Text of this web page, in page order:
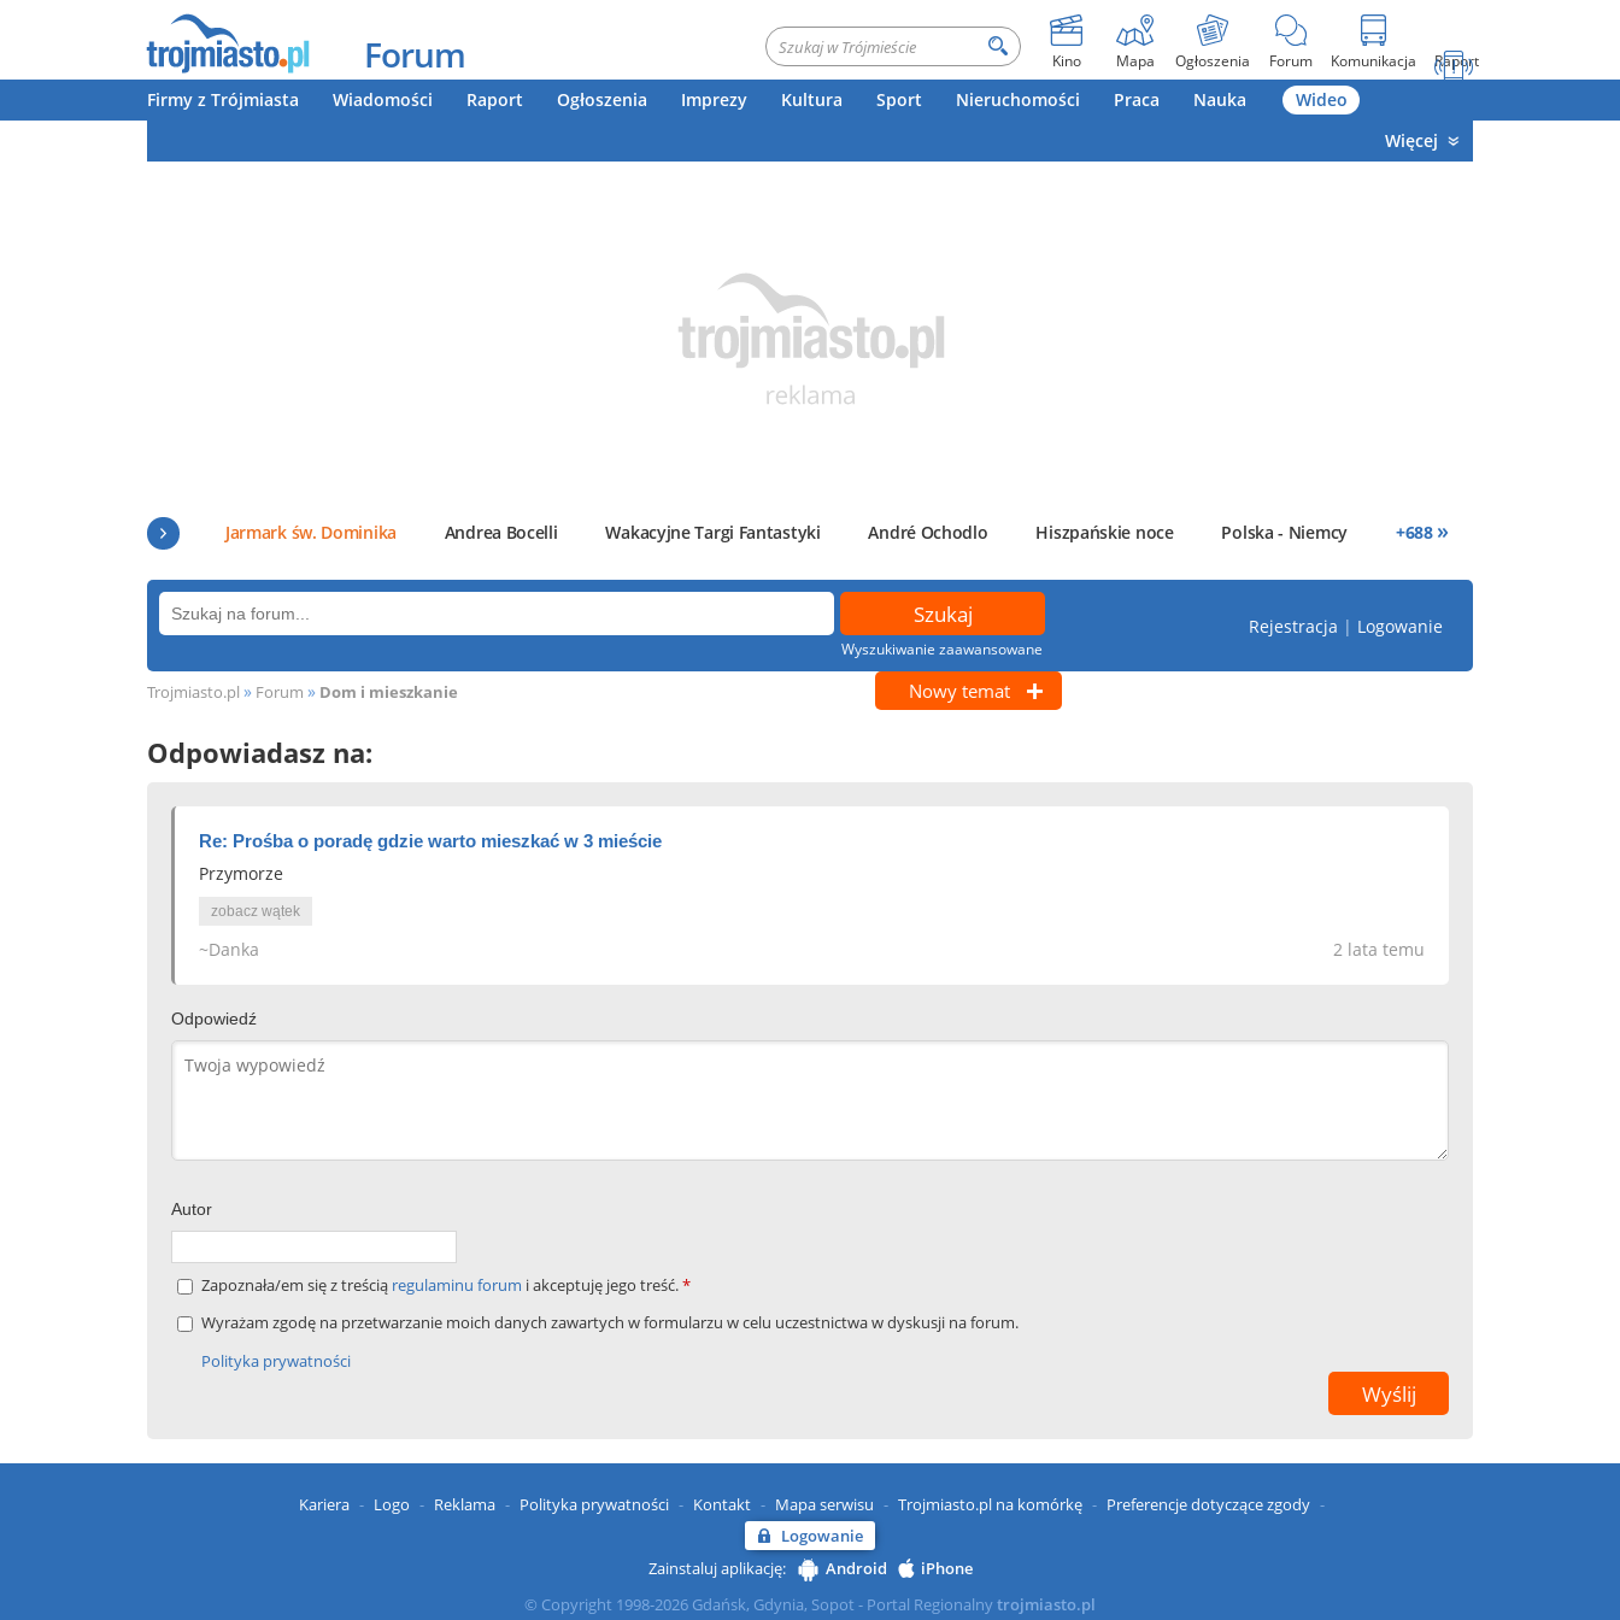
Forum Kino Mapa Ogłoszenia Forum Komunikacja Raport
Firmy z Trójmiasta Wiadomości Raport Ogłoszenia Imprezy Kultura Sport Nieruchomości Praca Nauka
Wideo
Więcej
Jarmark św. Dominika Andrea Bocelli Wakacyjne Targi Fantastyki André Ochodlo Hiszpańskie noce Polska - Niemcy +688 »
Wyszukiwanie zaawansowane
Rejestracja | Logowanie
Trojmiasto.pl » Forum » Dom i mieszkanie Nowy temat
Odpowiadasz na:
Re: Prośba o poradę gdzie warto mieszkać w 3 mieście
Przymorze
zobacz wątek
2 lata temu
~Danka
Odpowiedź
Autor
Zapoznała/em się z treścią regulaminu forum i akceptuję jego treść.*
Wyrażam zgodę na przetwarzanie moich danych zawartych w formularzu w celu uczestnictwa w dyskusji na forum.
Polityka prywatności
Kariera Logo Reklama Polityka prywatności Kontakt Mapa serwisu Trojmiasto.pl na komórkę
Preferencje dotyczące zgody
Logowanie
Zainstaluj aplikację:
Android
iPhone
© Copyright 1998-2026 Gdańsk, Gdynia, Sopot - Portal Regionalnytrojmiasto.pl